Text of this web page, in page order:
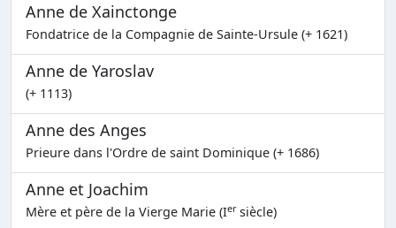
Anne de Xainctonge
Fondatrice de la Compagnie de Sainte-Ursule (+ 1621)
Anne de Yaroslav
(+ 1113)
Anne des Anges
Prieure dans l'Ordre de saint Dominique (+ 1686)
Anne et Joachim
Mère et père de la Vierge Marie (Iersiècle)